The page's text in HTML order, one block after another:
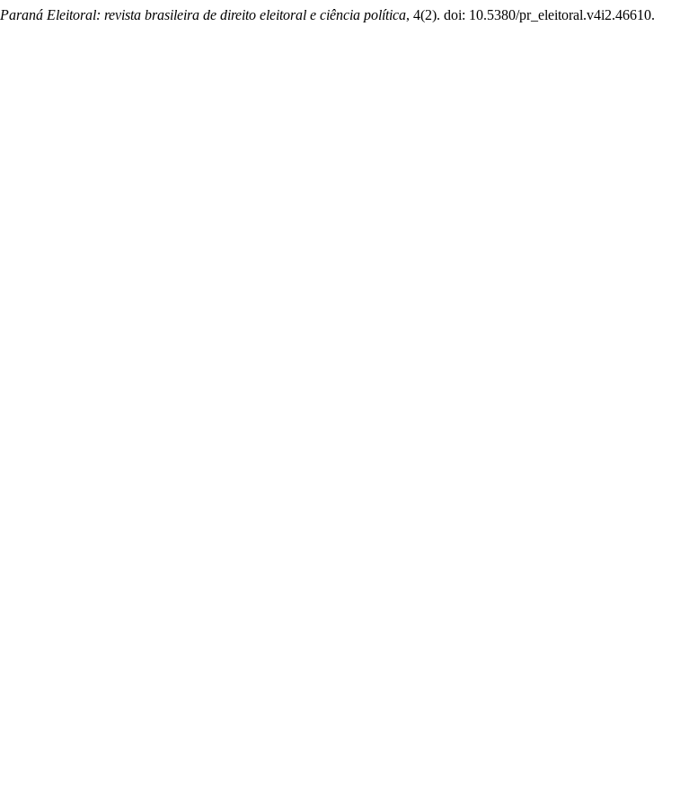
Paraná Eleitoral: revista brasileira de direito eleitoral e ciência política, 4(2). doi: 10.5380/pr_eleitoral.v4i2.46610.